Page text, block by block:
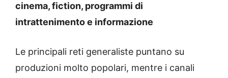
cinema, fiction, programmi di
intrattenimento e informazione
Le principali reti generaliste puntano su
produzioni molto popolari, mentre i canali